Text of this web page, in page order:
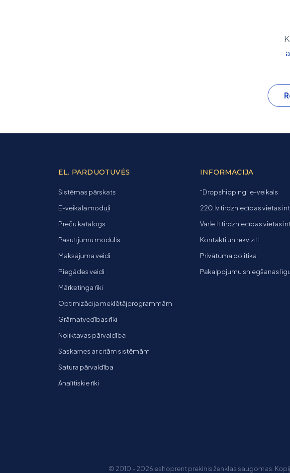
EL. PARDUOTUVĖS
Sistēmas pārskats
E-veikala moduļi
Preču katalogs
Pasūtījumu modulis
Maksājuma veidi
Piegādes veidi
Mārketinga rīki
Optimizācija meklētājprogrammām
Grāmatvedības rīki
Noliktavas pārvaldība
Saskarnes ar citām sistēmām
Satura pārvaldība
Analītiskie rīki
INFORMACIJA
“Dropshipping” e-veikals
220.lv tirdzniecības vietas
Varle.lt tirdzniecības vietas
Kontakti un rekvizīti
Privātuma politika
Pakalpojumu sniegšanas
© 2010 - 2026 eshoprent prekinis ženklas saugomas.